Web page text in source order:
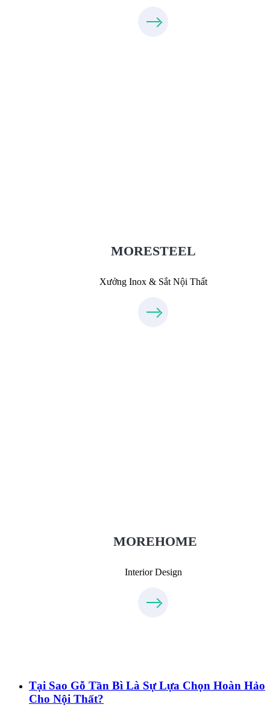
MORESTEEL
Xưởng Inox & Sắt Nội Thất
MOREHOME
Interior Design
Tại Sao Gỗ Tần Bì Là Sự Lựa Chọn Hoàn Hảo
Cho Nội Thất?